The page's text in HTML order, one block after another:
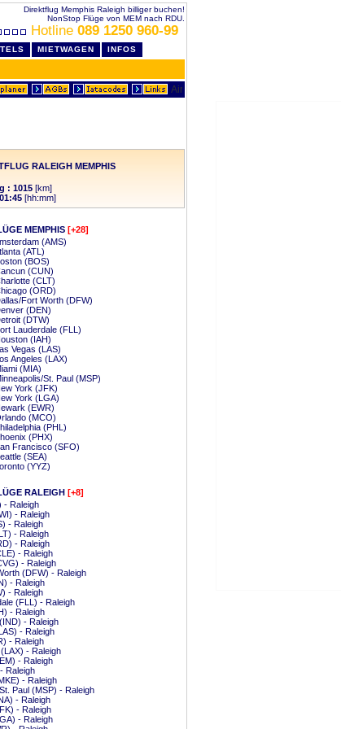
Direktflug Memphis Raleigh billiger buchen!
NonStop Flüge von MEM nach RDU.
Hotline 089 1250 960-99
MIETWAGEN INFOS
RALEIGH MEMPHIS
: 1015 [km]
[hh:mm]
MEMPHIS [+28]
(AMS)
(ATL)
(BOS)
(CUN)
(CLT)
(ORD)
Fort Worth (DFW)
(DEN)
(DTW)
Lauderdale (FLL)
(IAH)
Vegas (LAS)
Angeles (LAX)
(MIA)
St. Paul (MSP)
York (JFK)
York (LGA)
(EWR)
(MCO)
(PHL)
(PHX)
Francisco (SFO)
(SEA)
(YYZ)
RALEIGH [+8]
- Raleigh
- Raleigh
- Raleigh
- Raleigh
- Raleigh
- Raleigh
- Raleigh
(DFW) - Raleigh
- Raleigh
- Raleigh
(FLL) - Raleigh
- Raleigh
- Raleigh
- Raleigh
- Raleigh
- Raleigh
- Raleigh
Raleigh
- Raleigh
Paul (MSP) - Raleigh
- Raleigh
- Raleigh
- Raleigh